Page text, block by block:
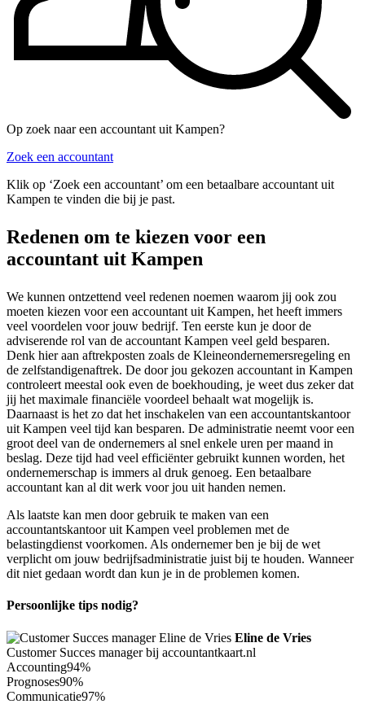
Op zoek naar een accountant uit Kampen?
Zoek een accountant
Klik op ‘Zoek een accountant’ om een betaalbare accountant uit
Kampen te vinden die bij je past.
Redenen om te kiezen voor een
accountant uit Kampen
We kunnen ontzettend veel redenen noemen waarom jij ook zou
moeten kiezen voor een accountant uit Kampen, het heeft immers
veel voordelen voor jouw bedrijf. Ten eerste kun je door de
adviserende rol van de accountant Kampen veel geld besparen.
Denk hier aan aftrekposten zoals de Kleineondernemersregeling en
de zelfstandigenaftrek. De door jou gekozen accountant in Kampen
controleert meestal ook even de boekhouding, je weet dus zeker dat
jij het maximale financiële voordeel behaalt wat mogelijk is.
Daarnaast is het zo dat het inschakelen van een accountantskantoor
uit Kampen veel tijd kan besparen. De administratie neemt voor een
groot deel van de ondernemers al snel enkele uren per maand in
beslag. Deze tijd had veel efficiënter gebruikt kunnen worden, het
ondernemerschap is immers al druk genoeg. Een betaalbare
accountant kan al dit werk voor jou uit handen nemen.
Als laatste kan men door gebruik te maken van een
accountantskantoor uit Kampen veel problemen met de
belastingdienst voorkomen. Als ondernemer ben je bij de wet
verplicht om jouw bedrijfsadministratie juist bij te houden. Wanneer
dit niet gedaan wordt dan kun je in de problemen komen.
Persoonlijke tips nodig?
Eline de Vries
Customer Succes manager bij accountantkaart.nl
Accounting94%
Prognoses90%
Communicatie97%